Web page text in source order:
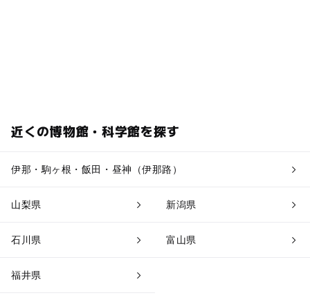
近くの博物館・科学館を探す
伊那・駒ヶ根・飯田・昼神（伊那路）
山梨県 新潟県
石川県 富山県
福井県